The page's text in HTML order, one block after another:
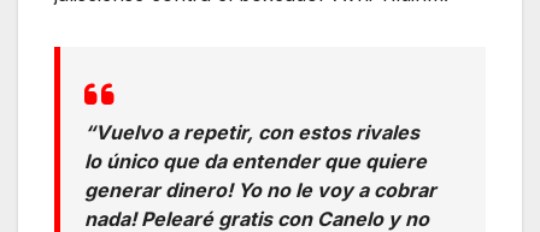
“Vuelvo a repetir, con estos rivales
lo único que da entender que quiere
generar dinero! Yo no le voy a cobrar
nada! Pelearé gratis con Canelo y no